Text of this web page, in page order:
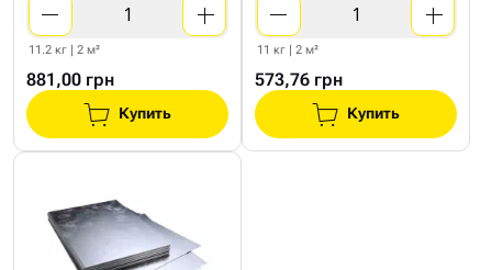
11.2 кг | 2 м²
881,00 грн
Купить
11 кг | 2 м²
573,76 грн
Купить